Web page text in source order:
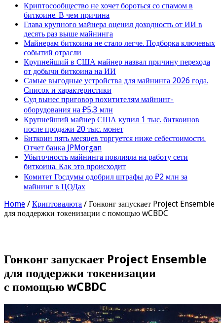
Криптосообщество не хочет бороться со спамом в
биткоине. В чем причина
Глава крупного майнера оценил доходность от ИИ в
десять раз выше майнинга
Майнерам биткоина не стало легче. Подборка ключевых
событий отрасли
Крупнейший в США майнер назвал причину перехода
от добычи биткоина на ИИ
Самые выгодные устройства для майнинга 2026 года.
Список и характеристики
Суд вынес приговор похитителям майнинг-
оборудования на ₽5,3 млн
Крупнейший майнер США купил 1 тыс. биткоинов
после продажи 20 тыс. монет
Биткоин пять месяцев торгуется ниже себестоимости.
Отчет банка JPMorgan
Убыточность майнинга повлияла на работу сети
биткоина. Как это происходит
Комитет Госдумы одобрил штрафы до ₽2 млн за
майнинг в ЦОДах
Home / Криптовалюта / Гонконг запускает Project Ensemble
для поддержки токенизации с помощью wCBDC
Гонконг запускает Project Ensemble
для поддержки токенизации
с помощью wCBDC